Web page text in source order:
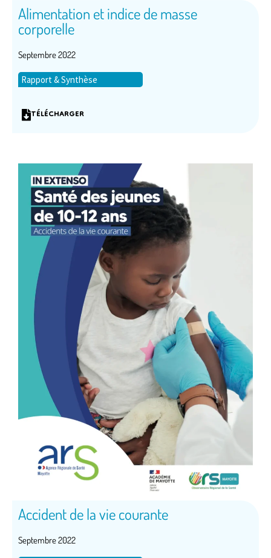
Alimentation et indice de masse
corporelle
Septembre 2022
Rapport & Synthèse
TÉLÉCHARGER
Accident de la vie courante
Septembre 2022